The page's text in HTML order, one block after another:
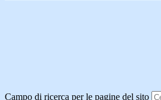
Campo di ricerca per le pagine del sito